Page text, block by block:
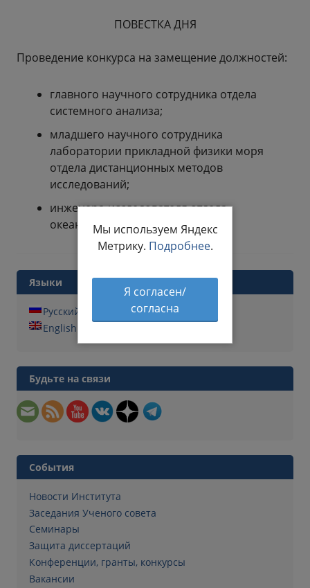
ПОВЕСТКА ДНЯ
Проведение конкурса на замещение должностей:
главного научного сотрудника отдела
системного анализа;
младшего научного сотрудника
лаборатории прикладной физики моря
отдела дистанционных методов
исследований;
инженера-исследователя отдела
океанографии.
Языки
Русский
English
Будьте на связи
События
Новости Института
Заседания Ученого совета
Семинары
Защита диссертаций
Конференции, гранты, конкурсы
Вакансии
Мы используем Яндекс
Метрику. Подробнее.
Я согласен/
согласна